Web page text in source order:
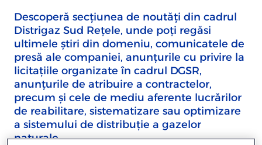
Descoperă secțiunea de noutăți din cadrul
Distrigaz Sud Rețele, unde poți regăsi
ultimele știri din domeniu, comunicatele de
presă ale companiei, anunțurile cu privire la
licitațiile organizate în cadrul DGSR,
anunțurile de atribuire a contractelor,
precum și cele de mediu aferente lucrărilor
de reabilitare, sistematizare sau optimizare
a sistemului de distribuție a gazelor
naturale.